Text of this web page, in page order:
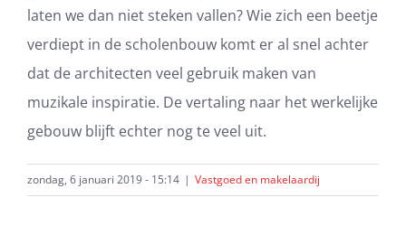
laten we dan niet steken vallen? Wie zich een beetje
verdiept in de scholenbouw komt er al snel achter
dat de architecten veel gebruik maken van
muzikale inspiratie. De vertaling naar het werkelijke
gebouw blijft echter nog te veel uit.
zondag, 6 januari 2019 - 15:14 | Vastgoed en makelaardij